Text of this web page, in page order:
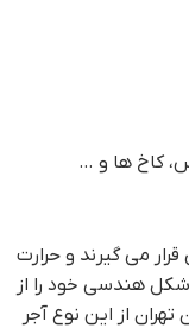
کاخ ها و …
می گیرند و حرارت
هندسی خود را از
از این نوع آجر